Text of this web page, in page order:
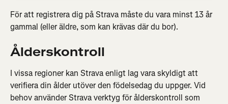
För att registrera dig på Strava måste du vara minst 13 år
gammal (eller äldre, som kan krävas där du bor).
Ålderskontroll
I vissa regioner kan Strava enligt lag vara skyldigt att
verifiera din ålder utöver den födelsedag du uppger. Vid
behov använder Strava verktyg för ålderskontroll som